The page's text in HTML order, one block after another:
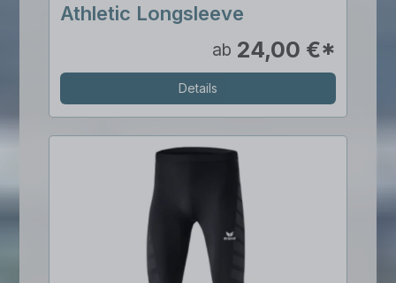
Athletic Longsleeve
ab 24,00 €*
Details